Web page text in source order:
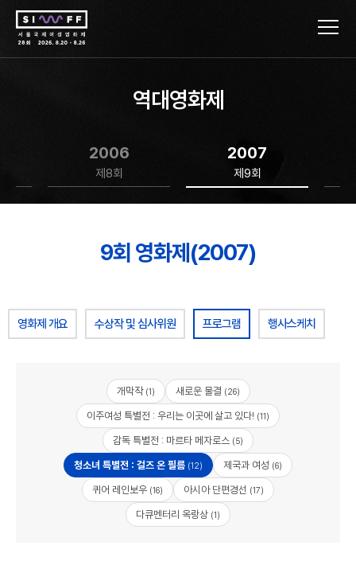
역대영화제
2006
제8회
2007
제9회
9회 영화제(2007)
영화제 개요 수상작 및 심사위원 프로그램 행사스케치
개막작(1) 새로운 물결 (26)
이주여성 특별전 : 우리는 이곳에 살고 있다! (11)
감독 특별전 : 마르타 메자로스 (5)
청소녀 특별전 : 걸즈 온 필름 (12) 제국과 여성 (6)
퀴어 레인보우 (16) 아시아 단편경선 (17)
다큐멘터리 옥랑상 (1)